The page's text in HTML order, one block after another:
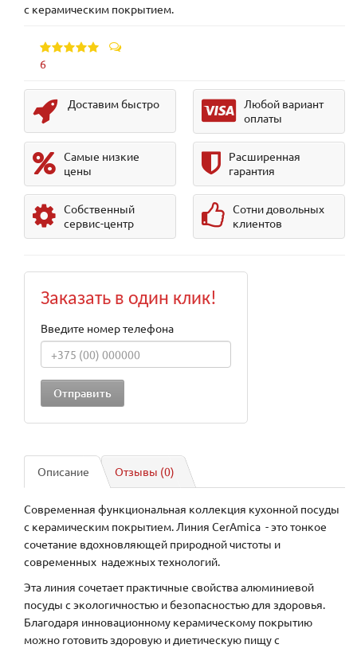
с керамическим покрытием.
6
Доставим быстро
Любой вариант
оплаты
Самые низкие
цены
Расширенная
гарантия
Собственный
сервис-центр
Сотни довольных
клиентов
Заказать в один клик!
Введите номер телефона
Описание Отзывы (0)
Современная функциональная коллекция кухонной посуды
с керамическим покрытием. Линия CerAmica - это тонкое
сочетание вдохновляющей природной чистоты и
современных надежных технологий.
Эта линия сочетает практичные свойства алюминиевой
посуды с экологичностью и безопасностью для здоровья.
Благодаря инновационному керамическому покрытию
можно готовить здоровую и диетическую пищу с